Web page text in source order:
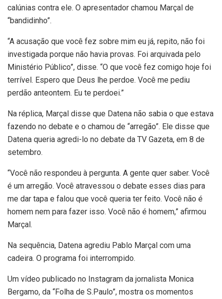
calúnias contra ele. O apresentador chamou Marçal de
“bandidinho”.
“A acusação que você fez sobre mim eu já, repito, não foi
investigada porque não havia provas. Foi arquivada pelo
Ministério Público”, disse. “O que você fez comigo hoje foi
terrível. Espero que Deus lhe perdoe. Você me pediu
perdão anteontem. Eu te perdoei.”
Na réplica, Marçal disse que Datena não sabia o que estava
fazendo no debate e o chamou de “arregão”. Ele disse que
Datena queria agredi-lo no debate da TV Gazeta, em 8 de
setembro.
“Você não respondeu à pergunta. A gente quer saber. Você
é um arregão. Você atravessou o debate esses dias para
me dar tapa e falou que você queria ter feito. Você não é
homem nem para fazer isso. Você não é homem,” afirmou
Marçal.
Na sequência, Datena agrediu Pablo Marçal com uma
cadeira. O programa foi interrompido.
Um vídeo publicado no Instagram da jornalista Monica
Bergamo, da “Folha de S.Paulo”, mostra os momentos